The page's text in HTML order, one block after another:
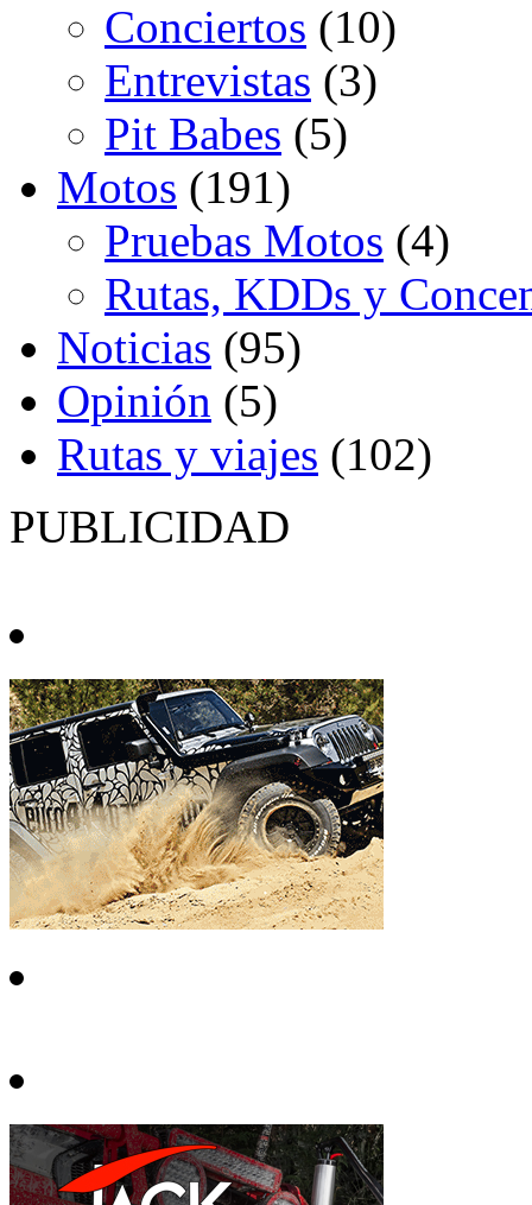
Conciertos (10)
Entrevistas (3)
Pit Babes (5)
Motos (191)
Pruebas Motos (4)
Rutas, KDDs y
Noticias (95)
Opinión (5)
Rutas y viajes (102)
PUBLICIDAD